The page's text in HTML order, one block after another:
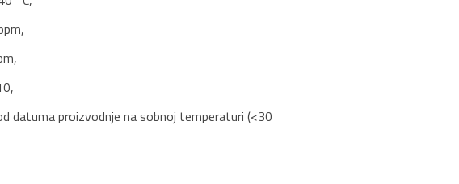
datuma proizvodnje na sobnoj temperaturi (<30